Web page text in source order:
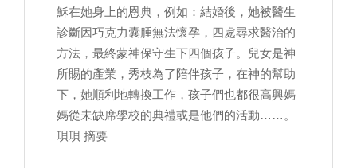
穌在她身上的恩典，例如：結婚後，她被醫生
診斷因巧克力囊腫無法懷孕，四處尋求醫治的
方法，最終蒙神保守生下四個孩子。兒女是神
所賜的產業，秀枝為了陪伴孩子，在神的幫助
下，她順利地轉換工作，孩子們也都很高興媽
媽從未缺席學校的典禮或是他們的活動……。
珼珼 摘要